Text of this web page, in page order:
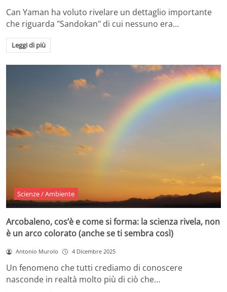
Can Yaman ha voluto rivelare un dettaglio importante
che riguarda "Sandokan" di cui nessuno era…
Leggi di più
Scienze / Ambiente
Arcobaleno, cos’è e come si forma: la scienza rivela, non
è un arco colorato (anche se ti sembra così)
Antonio Murolo 4 Dicembre 2025
Un fenomeno che tutti crediamo di conoscere
nasconde in realtà molto più di ciò che…